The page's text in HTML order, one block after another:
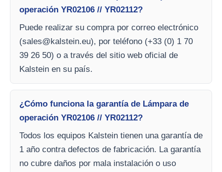
operación YR02106 // YR02112?
Puede realizar su compra por correo electrónico
(sales@kalstein.eu), por teléfono (+33 (0) 1 70
39 26 50) o a través del sitio web oficial de
Kalstein en su país.
¿Cómo funciona la garantía de Lámpara de
operación YR02106 // YR02112?
Todos los equipos Kalstein tienen una garantía de
1 año contra defectos de fabricación. La garantía
no cubre daños por mala instalación o uso